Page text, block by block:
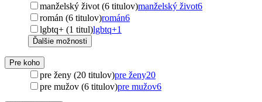
manželský život (6 titulov)manželský život6
román (6 titulov)román6
lgbtq+ (1 titul)lgbtq+1
Ďalšie možnosti
Pre koho
pre ženy (20 titulov)pre ženy20
pre mužov (6 titulov)pre mužov6